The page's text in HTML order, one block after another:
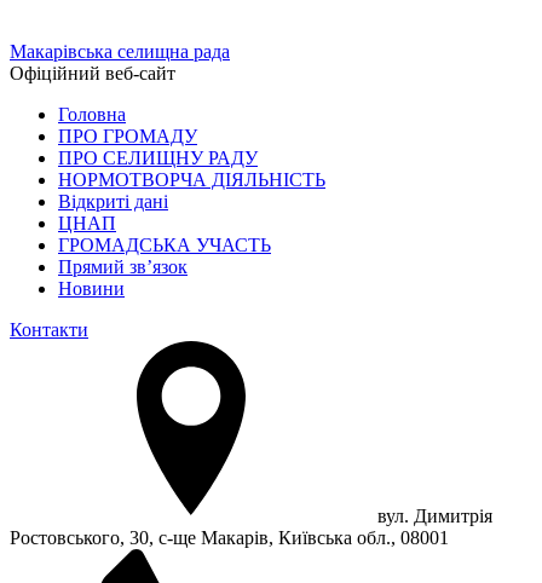
Макарівська селищна рада
Офіційний веб-сайт
Головна
ПРО ГРОМАДУ
ПРО СЕЛИЩНУ РАДУ
НОРМОТВОРЧА ДІЯЛЬНІСТЬ
Відкриті дані
ЦНАП
ГРОМАДСЬКА УЧАСТЬ
Прямий зв’язок
Новини
Контакти
вул. Димитрія
Ростовського, 30, с-ще Макарів, Київська обл., 08001